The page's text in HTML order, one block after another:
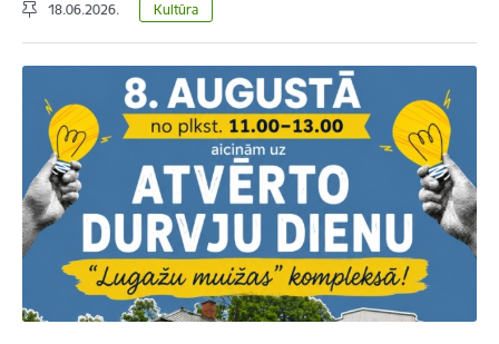
18.06.2026. Kultūra